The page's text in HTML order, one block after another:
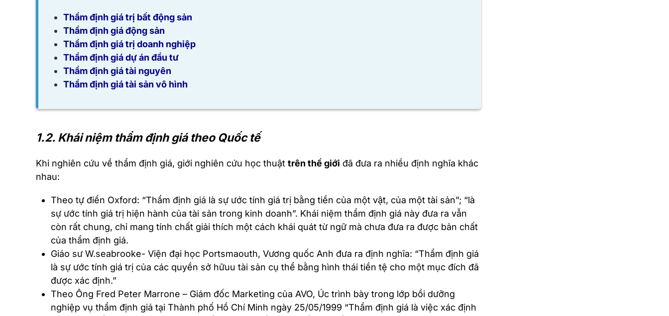
Thẩm định giá trị bất động sản
Thẩm định giá động sản
Thẩm định giá trị doanh nghiệp
Thẩm định giá dự án đầu tư
Thẩm định giá tài nguyên
Thẩm định giá tài sản vô hình
1.2. Khái niệm thẩm định giá theo Quốc tế
Khi nghiên cứu về thẩm định giá, giới nghiên cứu học thuật trên thế giới đã đưa ra nhiều định nghĩa khác
nhau:
Theo tự điển Oxford: “Thẩm định giá là sự ước tính giá trị bằng tiền của một vật, của một tài sản”; “là
sự ước tính giá trị hiện hành của tài sản trong kinh doanh”. Khái niệm thẩm định giá này đưa ra vẫn
còn rất chung, chỉ mang tính chất giải thích một cách khái quát từ ngữ mà chưa đưa ra được bản chất
của thẩm định giá.
Giáo sư W.seabrooke- Viện đại học Portsmaouth, Vương quốc Anh đưa ra định nghĩa: “Thẩm định giá
là sự ước tính giá trị của các quyền sở hữuu tài sản cụ thể bằng hình thái tiền tệ cho một mục đích đã
được xác định.”
Theo Ông Fred Peter Marrone – Giám đốc Marketing của AVO, Úc trình bày trong lớp bồi dưỡng
nghiệp vụ thẩm định giá tại Thành phố Hồ Chí Minh ngày 25/05/1999 “Thẩm định giá là việc xác định